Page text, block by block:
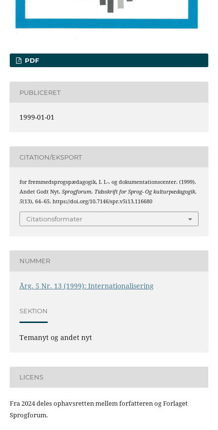
PDF
PUBLICERET
1999-01-01
CITATION/EKSPORT
for fremmedsprogspædagogik, I. I.-. og dokumentationscenter. (1999).
Andet Godt Nyt. Sprogforum. Tidsskrift for Sprog- Og kulturpædagogik,
5(13), 64–65. https://doi.org/10.7146/spr.v5i13.116680
Citationsformater
NUMMER
Årg. 5 Nr. 13 (1999): Internationalisering
SEKTION
Temanyt og andet nyt
LICENS
Fra 2024 deles ophavsretten mellem forfatteren og Forlaget
Sprogforum.